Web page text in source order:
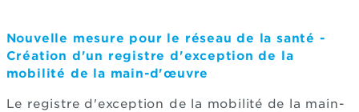
Nouvelle mesure pour le réseau de la santé -
Création d'un registre d'exception de la
mobilité de la main-d'œuvre
Le registre d'exception de la mobilité de la main-